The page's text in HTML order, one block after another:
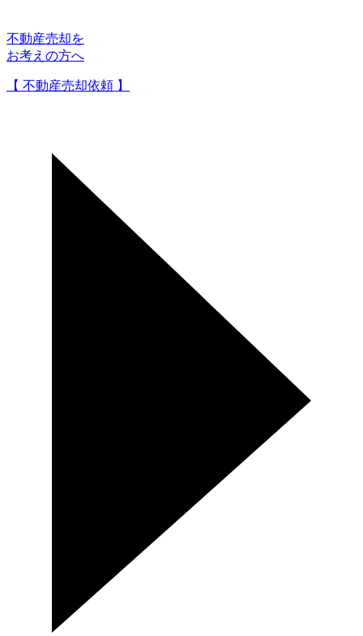
不動産売却を
お考えの方へ
【 不動産売却依頼 】